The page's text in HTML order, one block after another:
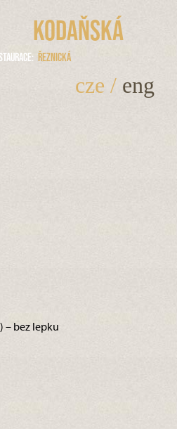
Kodaňská
Řeznická
cze / eng
– bez lepku